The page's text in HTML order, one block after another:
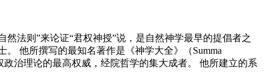
然法则”来论证“君权神授”说，是自然神学最早的提倡者之
他所撰写的最知名著作是《神学大全》（Summa
治理论的最高权威，经院哲学的集大成者。 他所建立的系